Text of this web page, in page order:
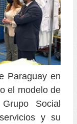
Paraguay en
el modelo de
Social
y su